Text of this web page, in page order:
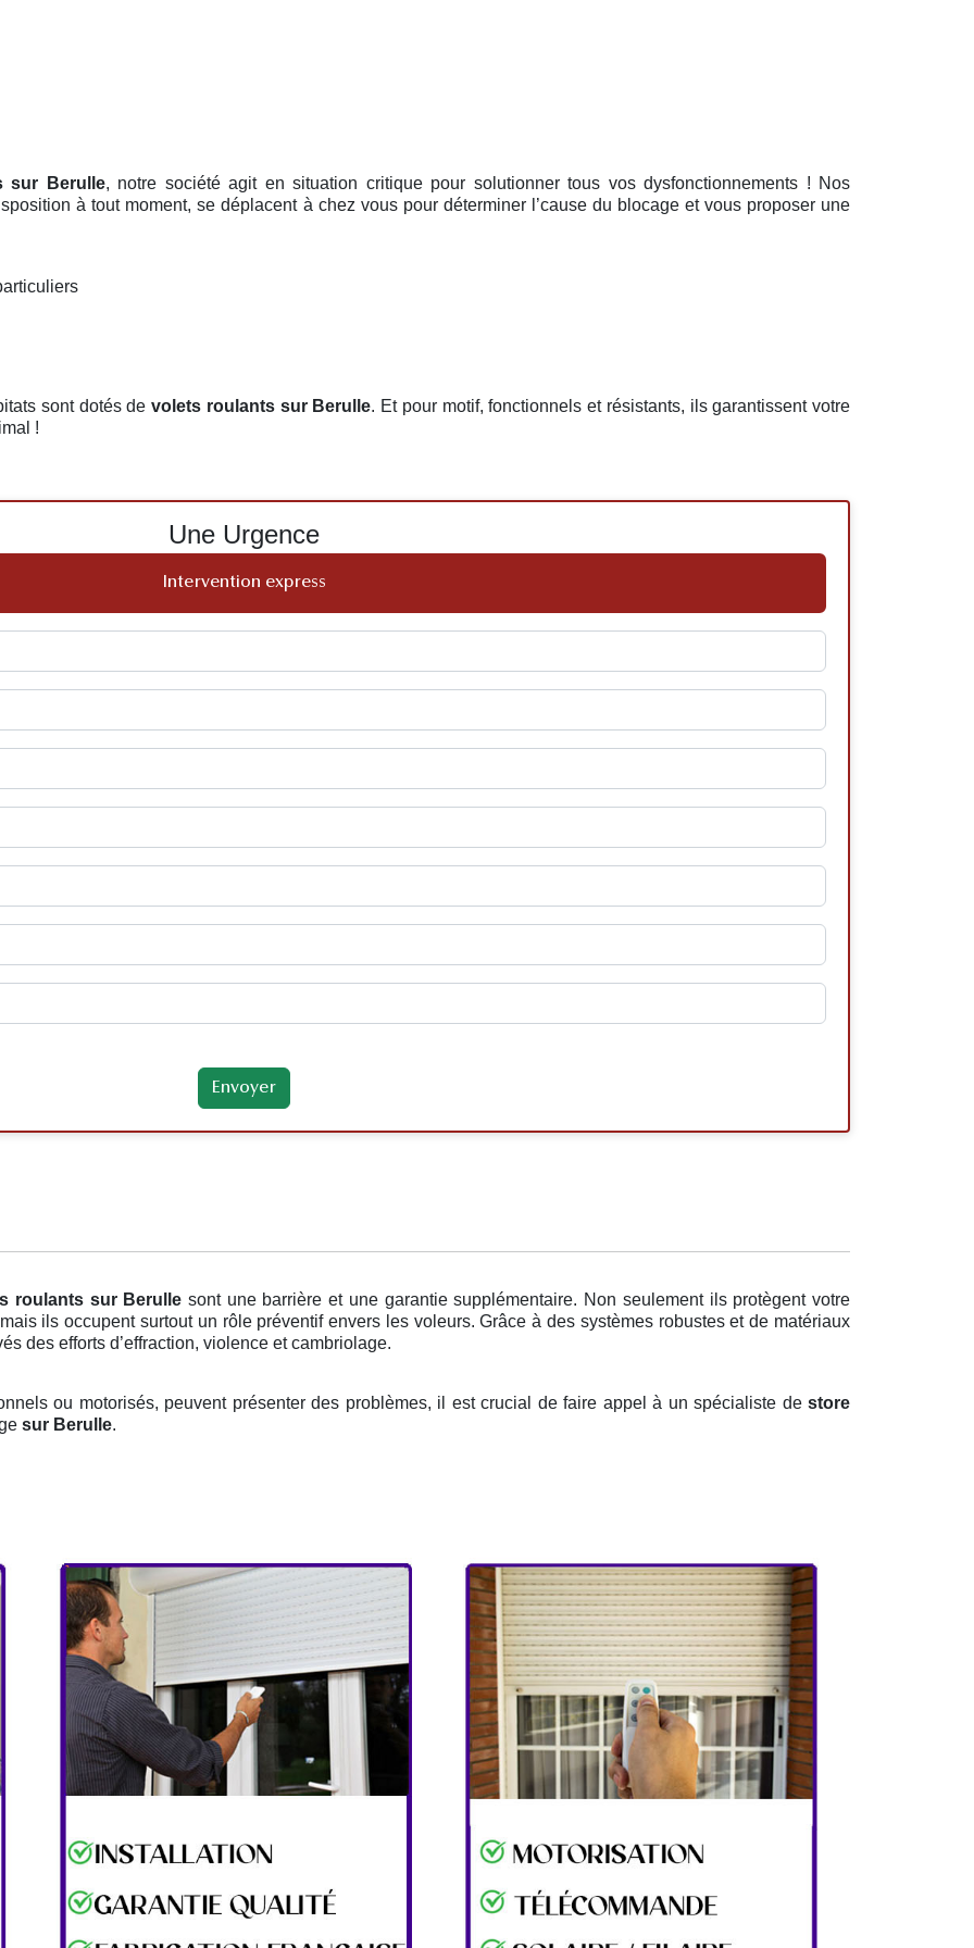
sur Berulle, notre société agit en situation critique pour solutionner tous vos dysfonctionnements ! Nos
à tout moment, se déplacent à chez vous pour déterminer l’cause du blocage et vous proposer une
sont dotés de volets roulants sur Berulle. Et pour motif, fonctionnels et résistants, ils garantissent votre
!
Une Urgence
Intervention express
roulants sur Berullesont une barrière et une garantie supplémentaire. Non seulement ils protègent votre
ils occupent surtout un rôle préventif envers les voleurs. Grâce à des systèmes robustes et de matériaux
des efforts d’effraction, violence et cambriolage.
ou motorisés, peuvent présenter des problèmes, il est crucial de faire appel à un spécialiste de store
sur Berulle.